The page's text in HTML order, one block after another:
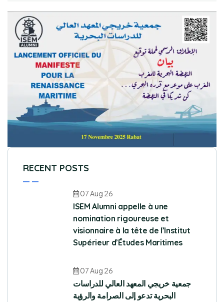
RECENT POSTS
07 Aug 26
ISEM Alumni appelle à une
nomination rigoureuse et
visionnaire à la tête de l’Institut
Supérieur d’Études Maritimes
07 Aug 26
جمعية خريجي المعهد العالي للدراسات
البحرية تدعو إلى الصرامة والرؤية